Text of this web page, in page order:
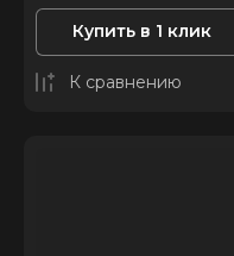
Купить в 1 клик
К сравнению